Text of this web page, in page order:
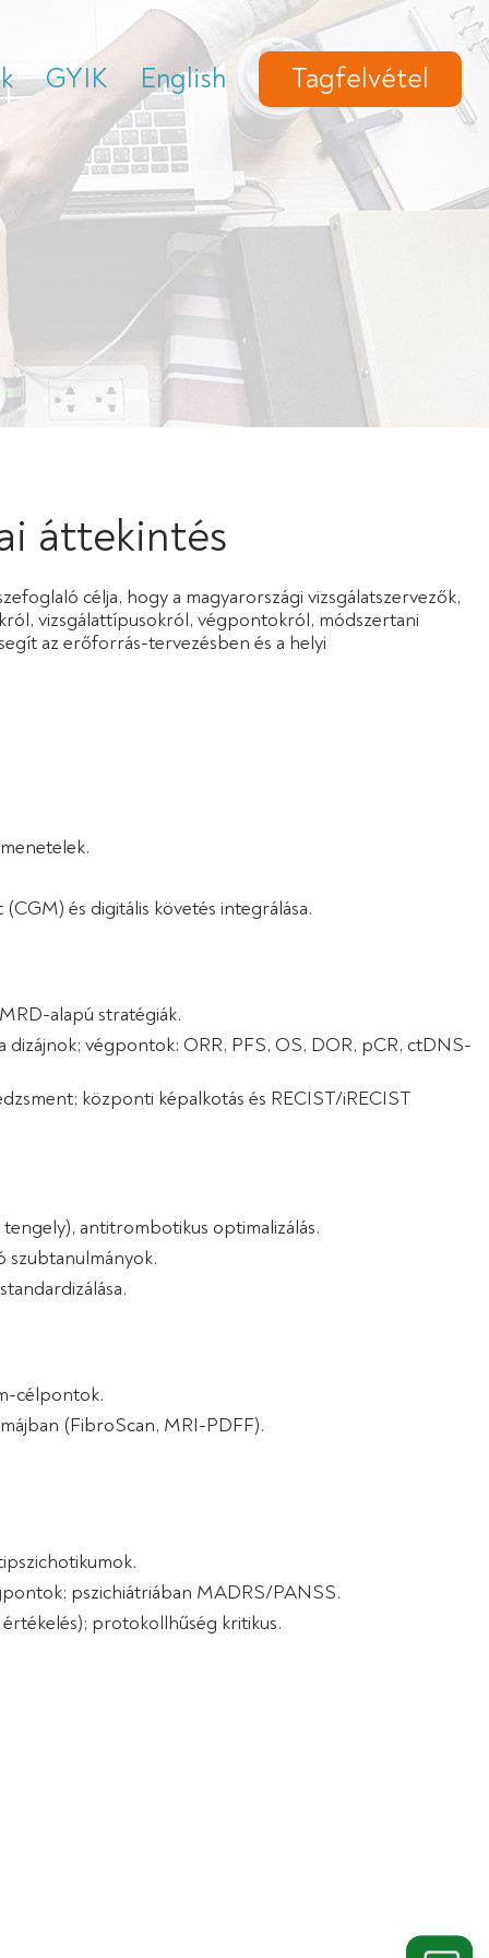
GYIK English Tagfelvétel
áttekintés
célja, hogy a magyarországi vizsgálatszervezők,
vizsgálattípusokról, végpontokról, módszertani
az erőforrás-tervezésben és a helyi
és digitális követés integrálása.
alapú stratégiák.
végpontok: ORR, PFS, OS, DOR, pCR, ctDNS-
központi képalkotás és RECIST/iRECIST
antitrombotikus optimalizálás.
szubtanulmányok.
célpontok.
(FibroScan, MRI-PDFF).
pszichiátriában MADRS/PANSS.
protokollhűség kritikus.